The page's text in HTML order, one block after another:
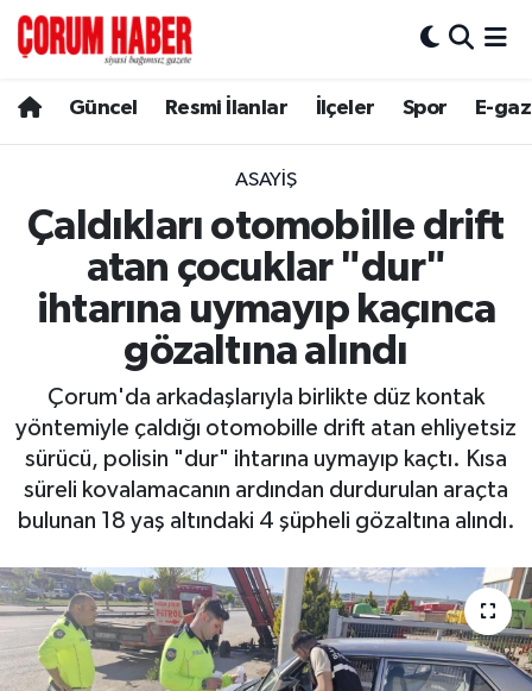
Güncel Resmi İlanlar İlçeler Spor E-
ASAYIŞ
Çaldıkları otomobille drift
atan çocuklar "dur"
ihtarına uymayıp kaçınca
gözaltına alındı
Çorum'da arkadaşlarıyla birlikte düz kontak
yöntemiyle çaldığı otomobille drift atan ehliyetsiz
sürücü, polisin "dur" ihtarına uymayıp kaçtı. Kısa
süreli kovalamacanın ardından durdurulan araçta
bulunan 18 yaş altındaki 4 şüpheli gözaltına alındı.
Spor
Resmi İlanlar
Alaca
Boğazkale
Dodurga
İskilip
Kargı
Laçin
Hava Durumu
Çorum Namaz Vakitleri
Trafik Durumu
Süper Lig Puan Durumu ve Fikstür
Tüm Manşetler
Son Dakika Haberleri
Haber Arşivi